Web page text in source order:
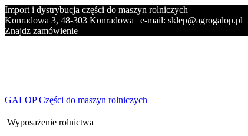
Import i dystrybucja części do maszyn rolniczych
Konradowa 3, 48-303 Konradowa | e-mail: sklep@agrogalop.pl
Znajdz zamówienie
GALOP Części do maszyn rolniczych
Wyposażenie rolnictwa